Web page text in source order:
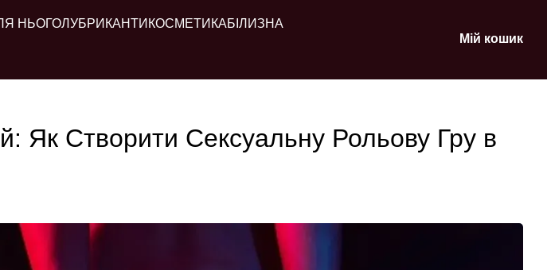
НЬОГОЛУБРИКАНТИ КОСМЕТИКАБІЛИЗНА
Мій кошик
Як Створити Сексуальну Рольову Гру в